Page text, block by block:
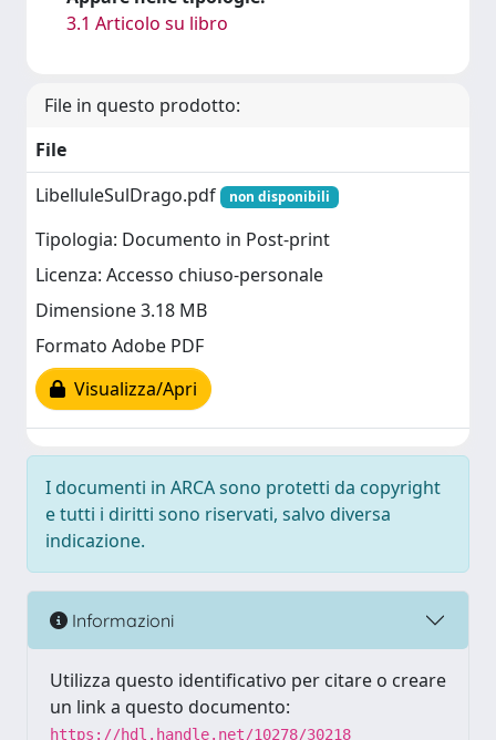
3.1 Articolo su libro
File in questo prodotto:
File
LibelluleSulDrago.pdf
non disponibili
Tipologia: Documento in Post-print
Licenza: Accesso chiuso-personale
Dimensione 3.18 MB
Formato Adobe PDF
Visualizza/Apri
I documenti in ARCA sono protetti da copyright
e tutti i diritti sono riservati, salvo diversa
indicazione.
Informazioni
Utilizza questo identificativo per citare o creare
un link a questo documento:
https://hdl.handle.net/10278/30218